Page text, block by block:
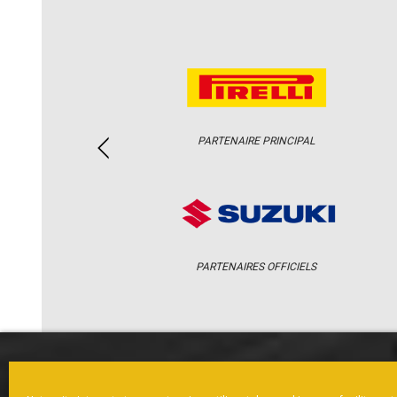
PARTENAIRE PRINCIPAL
PARTENAIRES OFFICIELS